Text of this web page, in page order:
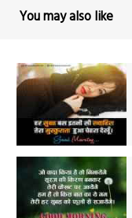
You may also like